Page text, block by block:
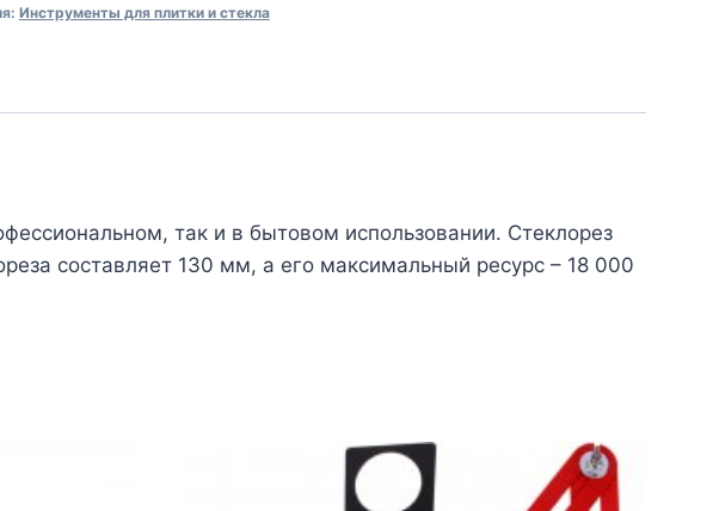
Инструменты для плитки и стекла
так и в бытовом использовании. Стеклорез
составляет 130 мм, а его максимальный ресурс – 18 000